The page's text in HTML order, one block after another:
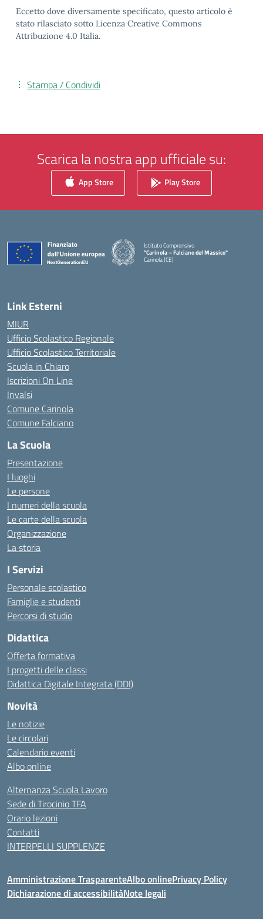
Eccetto dove diversamente specificato, questo articolo è
stato rilasciato sotto Licenza Creative Commons
Attribuzione 4.0 Italia.
Stampa / Condividi
Scarica la nostra app ufficiale su:
App Store Play Store
Istituto Comprensivo
"Carinola – Falciano del Massico"
Carinola (CE)
Link Esterni
MIUR
Ufficio Scolastico Regionale
Ufficio Scolastico Territoriale
Scuola in Chiaro
Iscrizioni On Line
Invalsi
Comune Carinola
Comune Falciano
La Scuola
Presentazione
I luoghi
Le persone
I numeri della scuola
Le carte della scuola
Organizzazione
La storia
I Servizi
Personale scolastico
Famiglie e studenti
Percorsi di studio
Didattica
Offerta formativa
I progetti delle classi
Didattica Digitale Integrata (DDI)
Novità
Le notizie
Le circolari
Calendario eventi
Albo online
Alternanza Scuola Lavoro
Sede di Tirocinio TFA
Orario lezioni
Contatti
INTERPELLI SUPPLENZE
Amministrazione TrasparenteAlbo onlinePrivacy Policy
Dichiarazione di accessibilitàNote legali